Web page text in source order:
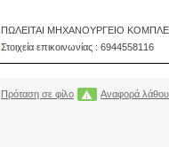
ΠΩΛΕΙΤΑΙ ΜΗΧΑΝΟΥΡΓΕΙΟ
Στοιχεία επικοινωνίας : 6944558116
Πρόταση σε φίλο Αναφορά